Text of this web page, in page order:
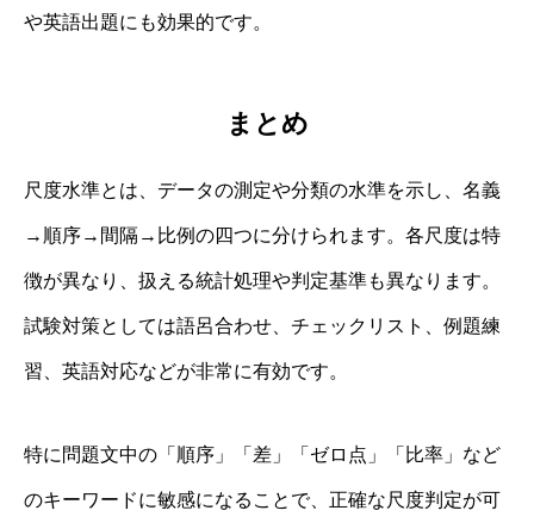
や英語出題にも効果的です。
まとめ
尺度水準とは、データの測定や分類の水準を示し、名義
→順序→間隔→比例の四つに分けられます。各尺度は特
徴が異なり、扱える統計処理や判定基準も異なります。
試験対策としては語呂合わせ、チェックリスト、例題練
習、英語対応などが非常に有効です。
特に問題文中の「順序」「差」「ゼロ点」「比率」など
のキーワードに敏感になることで、正確な尺度判定が可